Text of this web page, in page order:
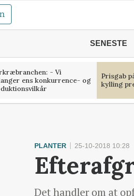
SENESTE
- Vi
ens konkurrence- og
Prisgab
kylling
PLANTER 25-10-2018 10:28
Det handler om at